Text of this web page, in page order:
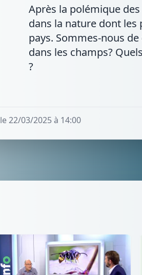
Après la polémique
dans la nature dont les
pays. Sommes-nous
dans les champs?
?
le 22/03/2025 à 14:00